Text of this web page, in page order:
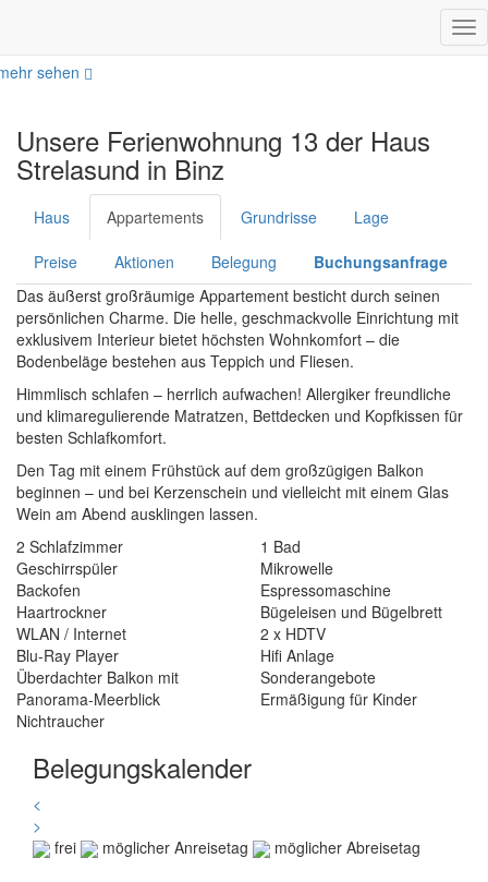
main
contentsehen
Unsere Ferienwohnung 13 der Haus
Strelasund in Binz
Haus Appartements Grundrisse Lage
Preise Aktionen Belegung
Buchungsanfrage
Das äußerst großräumige Appartement besticht durch seinen
persönlichen Charme. Die helle, geschmackvolle Einrichtung mit
exklusivem Interieur bietet höchsten Wohnkomfort – die
Bodenbeläge bestehen aus Teppich und Fliesen.
Himmlisch schlafen – herrlich aufwachen! Allergiker freundliche
und klimaregulierende Matratzen, Bettdecken und Kopfkissen für
besten Schlafkomfort.
Den Tag mit einem Frühstück auf dem großzügigen Balkon
beginnen – und bei Kerzenschein und vielleicht mit einem Glas
Wein am Abend ausklingen lassen.
2 Schlafzimmer
1 Bad
Geschirrspüler
Mikrowelle
Backofen
Espressomaschine
Haartrockner
Bügeleisen und Bügelbrett
WLAN / Internet
2 x HDTV
Blu-Ray Player
Hifi Anlage
Überdachter Balkon mit
Panorama-Meerblick
Sonderangebote
Ermäßigung für Kinder
Nichtraucher
Belegungskalender
<
>
frei
möglicher Anreisetag möglicher Abreisetag